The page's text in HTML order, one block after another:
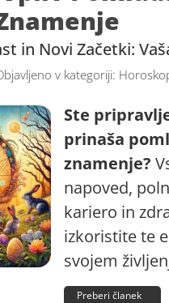
in Novi Začetki:
v kategoriji:
Ste
prinaša
znamenje?
napoved,
kariero in
izkoristite te
svojem
Preberi članek